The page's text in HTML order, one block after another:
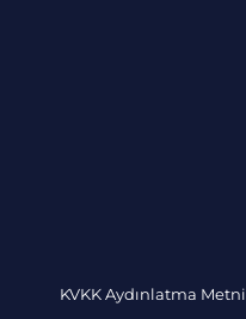
KVKK Aydınlatma Metni